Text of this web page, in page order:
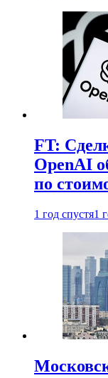
FT:
OpenAI
по
1 год спустя1